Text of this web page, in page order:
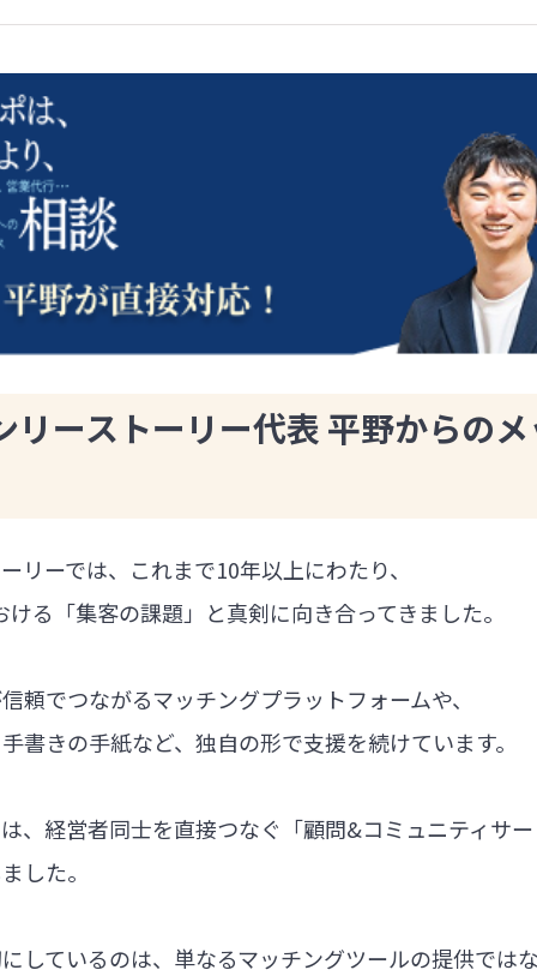
リーストーリー代表 平野からの
リーでは、これまで10年以上にわたり、
る「集客の課題」と真剣に向き合ってきました。
頼でつながるマッチングプラットフォームや、
書きの手紙など、独自の形で支援を続けています。
、経営者同士を直接つなぐ「顧問&コミュニティサ
した。
しているのは、単なるマッチングツールの提供では